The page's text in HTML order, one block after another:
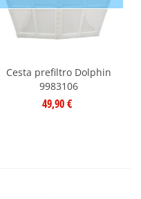
Cesta prefiltro Dolphin
9983106
49,90 €